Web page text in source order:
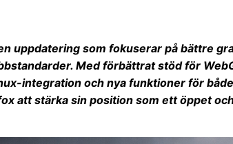
uppdatering som fokuserar på bättre
Med förbättrat stöd för
integration och nya funktioner för
att stärka sin position som ett öppet